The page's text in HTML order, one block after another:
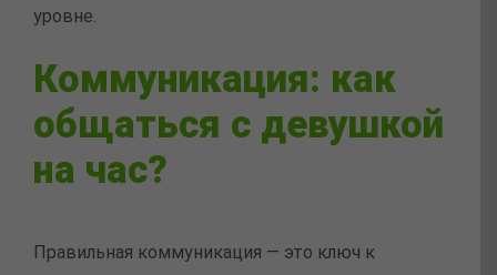
уровне.
Коммуникация: как
общаться с девушкой
на час?
Правильная коммуникация — это ключ к